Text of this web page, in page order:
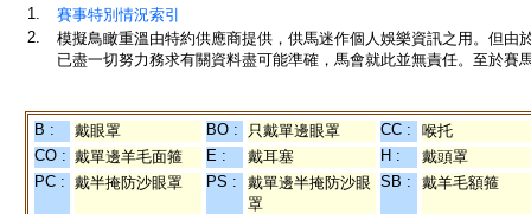
1.
賽事特別情況索引
2.
模擬鳥瞰重溫由特約供應商提供，供馬迷作個人娛樂資訊之用。但
已盡一切努力務求有關資料盡可能準確，馬會就此並無責任。至於賽
B : 戴眼罩 BO : 只戴單邊眼罩 CC :
喉托
CO : 戴單邊羊毛面箍 E : 戴耳塞 H :
戴頭罩
PC : 戴半掩防沙眼罩 PS :
戴單邊半掩防沙眼
罩
SB : 戴羊毛額箍